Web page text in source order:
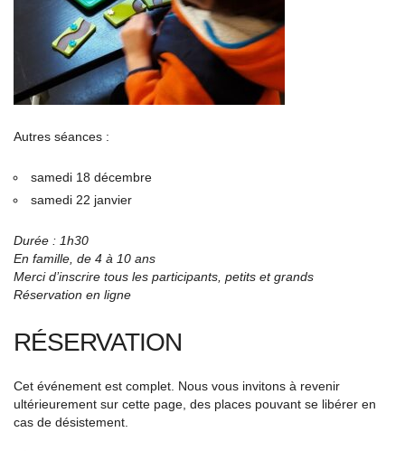
Autres séances :
samedi 18 décembre
samedi 22 janvier
Durée : 1h30
En famille, de 4 à 10 ans
Merci d’inscrire tous les participants, petits et grands
Réservation en ligne
RÉSERVATION
Cet événement est complet. Nous vous invitons à revenir
ultérieurement sur cette page, des places pouvant se libérer en
cas de désistement.